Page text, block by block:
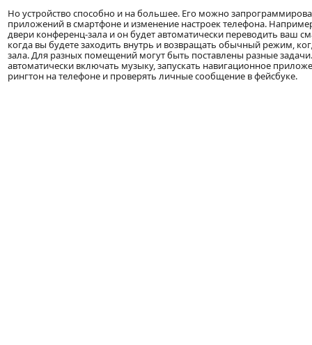
Но устройство способно и на большее. Его можно
приложений в смартфоне и изменение настроек телефона.
двери конференц-зала и он будет автоматически переводить ваш
когда вы будете заходить внутрь и возвращать обычный режим,
зала. Для разных помещений могут быть поставлены разные
автоматически включать музыку, запускать навигационное
рингтон на телефоне и проверять личные сообщение в фейсбуке.